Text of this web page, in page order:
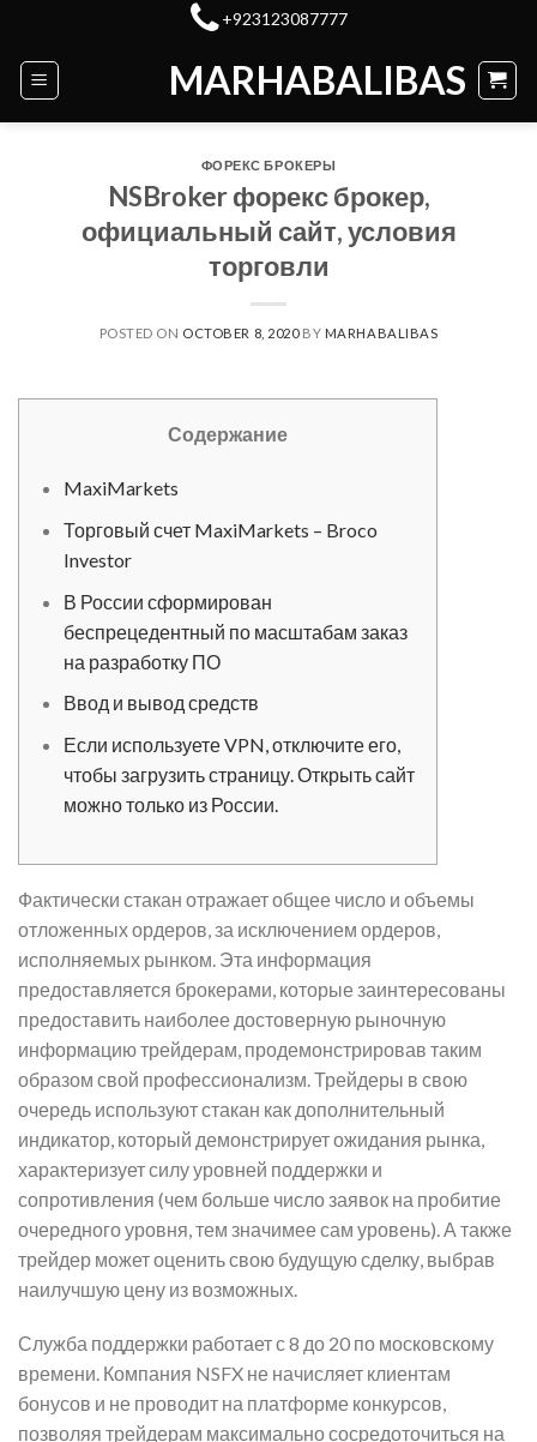
content
+923123087777
MARHABALIBAS
ФОРЕКС БРОКЕРЫ
NSBroker форекс брокер,
официальный сайт, условия
торговли
POSTED ON OCTOBER 8, 2020BY MARHABALIBAS
Содержание
MaxiMarkets
Торговый счет MaxiMarkets – Broco
Investor
В России сформирован
беспрецедентный по масштабам заказ
на разработку ПО
Ввод и вывод средств
Если используете VPN, отключите его,
чтобы загрузить страницу. Открыть сайт
можно только из России.
Фактически стакан отражает общее число и объемы
отложенных ордеров, за исключением ордеров,
исполняемых рынком. Эта информация
предоставляется брокерами, которые заинтересованы
предоставить наиболее достоверную рыночную
информацию трейдерам, продемонстрировав таким
образом свой профессионализм. Трейдеры в свою
очередь используют стакан как дополнительный
индикатор, который демонстрирует ожидания рынка,
характеризует силу уровней поддержки и
сопротивления (чем больше число заявок на пробитие
очередного уровня, тем значимее сам уровень). А также
трейдер может оценить свою будущую сделку, выбрав
наилучшую цену из возможных.
Служба поддержки работает с 8 до 20 по московскому
времени. Компания NSFX не начисляет клиентам
бонусов и не проводит на платформе конкурсов,
позволяя трейдерам максимально сосредоточиться на